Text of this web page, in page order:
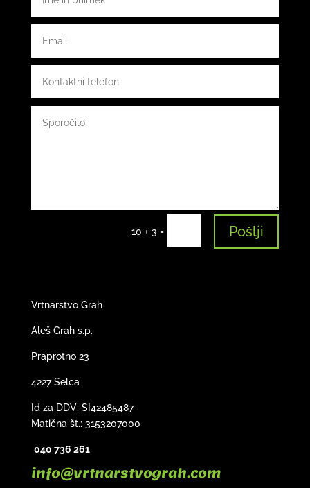
10 + 3 = Pošlji
Vrtnarstvo Grah
Aleš Grah s.p.
Praprotno 23
4227 Selca
Id za DDV: SI42485487
Matična št.: 3153207000
040 736 261
info@vrtnarstvograh.com